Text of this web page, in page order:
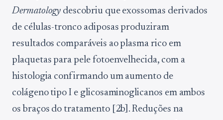
Dermatology descobriu que exossomas derivados
de células-tronco adiposas produziram
resultados comparáveis ao plasma rico em
plaquetas para pele fotoenvelhecida, com a
histologia confirmando um aumento de
colágeno tipo I e glicosaminoglicanos em ambos
os braços do tratamento [2b]. Reduções na